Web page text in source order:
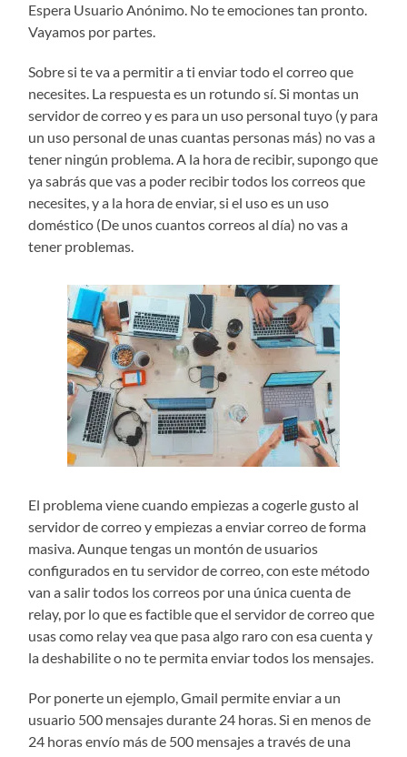
Espera Usuario Anónimo. No te emociones tan pronto.
Vayamos por partes.
Sobre si te va a permitir a ti enviar todo el correo que
necesites. La respuesta es un rotundo sí. Si montas un
servidor de correo y es para un uso personal tuyo (y para
un uso personal de unas cuantas personas más) no vas a
tener ningún problema. A la hora de recibir, supongo que
ya sabrás que vas a poder recibir todos los correos que
necesites, y a la hora de enviar, si el uso es un uso
doméstico (De unos cuantos correos al día) no vas a
tener problemas.
El problema viene cuando empiezas a cogerle gusto al
servidor de correo y empiezas a enviar correo de forma
masiva. Aunque tengas un montón de usuarios
configurados en tu servidor de correo, con este método
van a salir todos los correos por una única cuenta de
relay, por lo que es factible que el servidor de correo que
usas como relay vea que pasa algo raro con esa cuenta y
la deshabilite o no te permita enviar todos los mensajes.
Por ponerte un ejemplo, Gmail permite enviar a un
usuario 500 mensajes durante 24 horas. Si en menos de
24 horas envío más de 500 mensajes a través de una